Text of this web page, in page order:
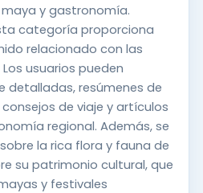
y gastronomía.
categoría proporciona
relacionado con las
usuarios pueden
detalladas, resúmenes de
de viaje y artículos
regional. Además, se
la rica flora y fauna de
su patrimonio cultural, que
y festivales